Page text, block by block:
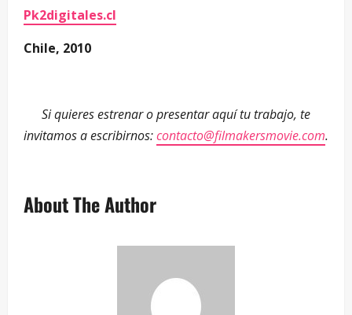
Pk2digitales.cl
Chile, 2010
Si quieres estrenar o presentar aquí tu trabajo, te
invitamos a escribirnos:contacto@filmakersmovie.com.
About The Author